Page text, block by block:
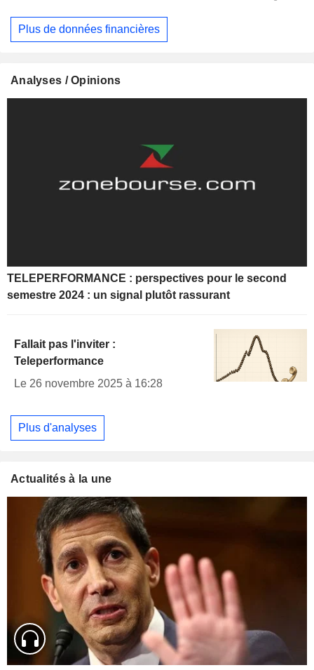
Plus de données financières
Analyses / Opinions
TELEPERFORMANCE : perspectives pour le second
semestre 2024 : un signal plutôt rassurant
Fallait pas l'inviter :
Teleperformance
Le 26 novembre 2025 à 16:28
Plus d'analyses
Actualités à la une